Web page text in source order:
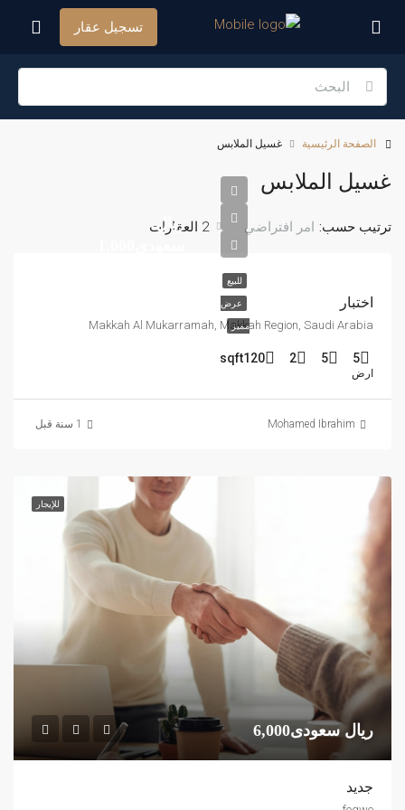
تسجيل عقار
الصفحة الرئيسية غسيل الملابس
غسيل الملابس
2 العقارات ترتيب حسب: امر افتراضي
للبيع
عرض
مميز
ريال
اختبار
Makkah Al Mukarramah, Makkah Region, Saudi Arabia
5
5
2
120
sqft
ارض
Mohamed Ibrahim
للإيجار
ريال سعودى6,000
جديد